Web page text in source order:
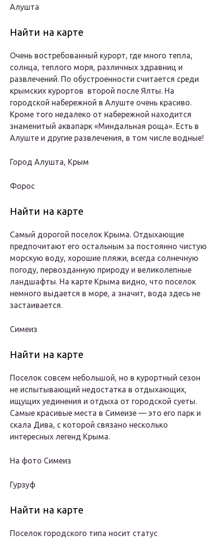
Алушта
Найти на карте
Очень востребованный курорт, где много тепла,
солнца, теплого моря, различных здравниц и
развлечений. По обустроенности считается среди
крымских курортов второй после Ялты. На
городской набережной в Алуште очень красиво.
Кроме того недалеко от набережной находится
знаменитый аквапарк «Миндальная роща». Есть в
Алуште и другие развлечения, в том числе водные!
Город Алушта, Крым
Форос
Найти на карте
Самый дорогой поселок Крыма. Отдыхающие
предпочитают его остальным за постоянно чистую
морскую воду, хорошие пляжи, всегда солнечную
погоду, первозданную природу и великолепные
ландшафты. На карте Крыма видно, что поселок
немного выдается в море, а значит, вода здесь не
застаивается.
Симеиз
Найти на карте
Поселок совсем небольшой, но в курортный сезон
не испытывающий недостатка в отдыхающих,
ищущих уединения и отдыха от городской суеты.
Самые красивые места в Симеизе — это его парк и
скала Дива, с которой связано несколько
интересных легенд Крыма.
На фото Симеиз
Гурзуф
Найти на карте
Поселок городского типа носит статус